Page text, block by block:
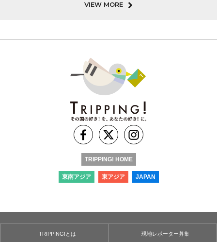
VIEW MORE
TRIPPING! HOME
東南アジア 東アジア JAPAN
TRIPPING!とは 現地レポーター募集